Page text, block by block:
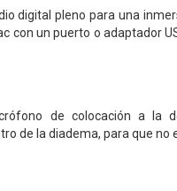
digital pleno para una
con un puerto o adaptador
de colocación a la
de la diadema, para que no